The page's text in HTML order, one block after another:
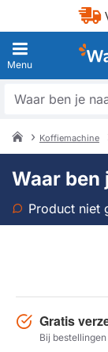
Waar
zoek?
Koffiemachine
Waar ben
Product niet
Model
Gratis
Bij